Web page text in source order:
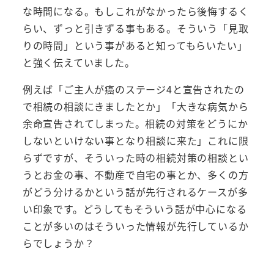
な時間になる。もしこれがなかったら後悔するく
らい、ずっと引きずる事もある。そういう「見取
りの時間」という事があると知ってもらいたい」
と強く伝えていました。
例えば「ご主人が癌のステージ4と宣告されたの
で相続の相談にきましたとか」「大きな病気から
余命宣告されてしまった。相続の対策をどうにか
しないといけない事となり相談に来た」これに限
らずですが、そういった時の相続対策の相談とい
うとお金の事、不動産で自宅の事とか、多くの方
がどう分けるかという話が先行されるケースが多
い印象です。どうしてもそういう話が中心になる
ことが多いのはそういった情報が先行しているか
らでしょうか？